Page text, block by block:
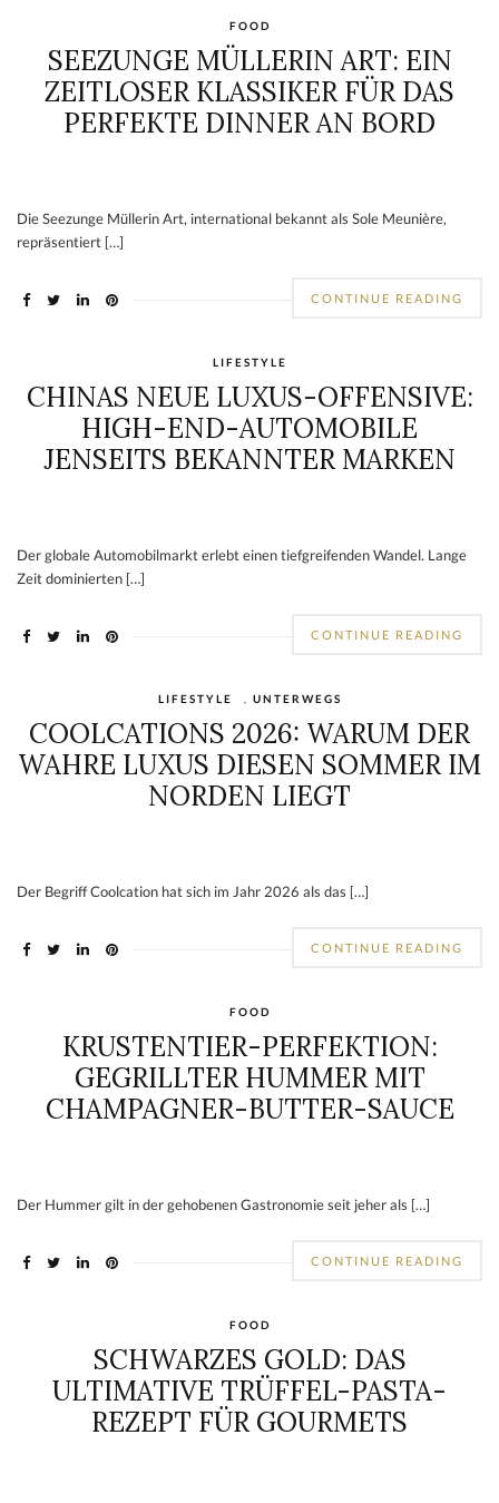
FOOD
SEEZUNGE MÜLLERIN ART: EIN
ZEITLOSER KLASSIKER FÜR DAS
PERFEKTE DINNER AN BORD
Die Seezunge Müllerin Art, international bekannt als Sole Meunière,
repräsentiert […]
CONTINUE READING
LIFESTYLE
CHINAS NEUE LUXUS-OFFENSIVE:
HIGH-END-AUTOMOBILE
JENSEITS BEKANNTER MARKEN
Der globale Automobilmarkt erlebt einen tiefgreifenden Wandel. Lange
Zeit dominierten […]
CONTINUE READING
LIFESTYLE UNTERWEGS
COOLCATIONS 2026: WARUM DER
WAHRE LUXUS DIESEN SOMMER IM
NORDEN LIEGT
Der Begriff Coolcation hat sich im Jahr 2026 als das […]
CONTINUE READING
FOOD
KRUSTENTIER-PERFEKTION:
GEGRILLTER HUMMER MIT
CHAMPAGNER-BUTTER-SAUCE
Der Hummer gilt in der gehobenen Gastronomie seit jeher als […]
CONTINUE READING
FOOD
SCHWARZES GOLD: DAS
ULTIMATIVE TRÜFFEL-PASTA-
REZEPT FÜR GOURMETS